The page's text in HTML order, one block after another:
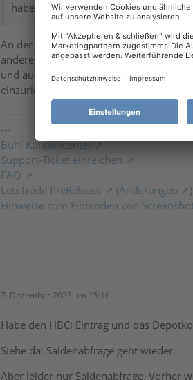
habe das gleiche Problem seit dem
An der Version scheint es nicht zu
anderen in dem Fall rate, nämlich es
und auch abrufen. Habe es nur noch
einzurichten, was ich nicht möchte).
---
Buhl Kundencenter
Support-Ticket einreichen
FAQ
LetsTrade PreRelease
(Änderungen
)
Hinweise zum Einbinden von
7. Dezember 2025 um 15:16
Habe den HBCi Eintrag und das
Siehe da: Saldenabfrage geht wieder.
Aber leider nur Saldenabfrage. Vorher